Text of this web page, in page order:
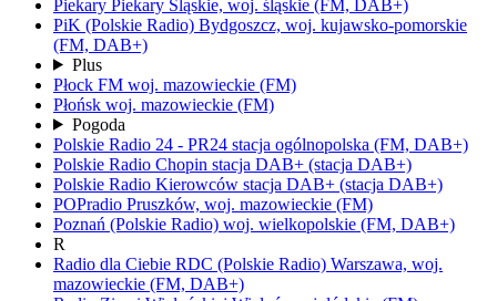
Piekary Piekary Śląskie, woj. śląskie (FM, DAB+)
PiK (Polskie Radio) Bydgoszcz, woj. kujawsko-pomorskie
(FM, DAB+)
Plus
Płock FM woj. mazowieckie (FM)
Płońsk woj. mazowieckie (FM)
Pogoda
Polskie Radio 24 - PR24 stacja ogólnopolska (FM, DAB+)
Polskie Radio Chopin stacja DAB+ (stacja DAB+)
Polskie Radio Kierowców stacja DAB+ (stacja DAB+)
POPradio Pruszków, woj. mazowieckie (FM)
Poznań (Polskie Radio) woj. wielkopolskie (FM, DAB+)
R
Radio dla Ciebie RDC (Polskie Radio) Warszawa, woj.
mazowieckie (FM, DAB+)